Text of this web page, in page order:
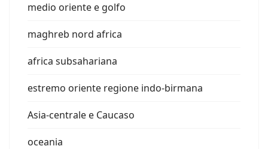
medio oriente e golfo
maghreb nord africa
africa subsahariana
estremo oriente regione indo-birmana
Asia-centrale e Caucaso
oceania